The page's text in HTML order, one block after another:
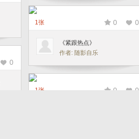
1张 0 0
《紧跟热点》
作者: 随影自乐
0
1张 0 0